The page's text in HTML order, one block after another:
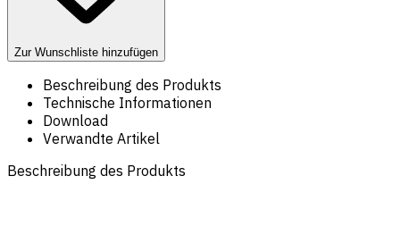
Zur Wunschliste hinzufügen
Beschreibung des Produkts
Technische Informationen
Download
Verwandte Artikel
Beschreibung des Produkts